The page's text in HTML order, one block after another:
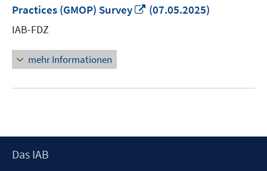
Practices (GMOP) Survey
In
(07.05.2025)
IAB-FDZ
mehr Informationen
Footer
Das IAB